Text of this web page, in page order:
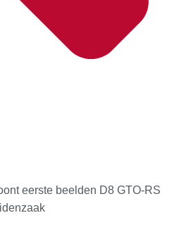
eerste beelden D8 GTO-RS